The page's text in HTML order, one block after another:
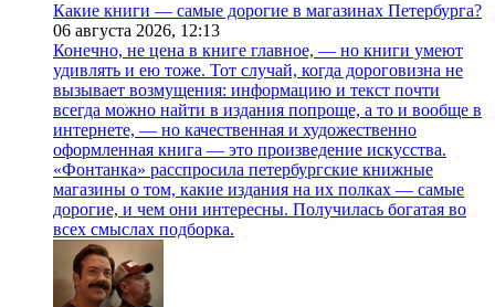
Какие книги — самые дорогие в магазинах Петербурга?
06 августа 2026, 12:13
Конечно, не цена в книге главное, — но книги умеют
удивлять и ею тоже. Тот случай, когда дороговизна не
вызывает возмущения: информацию и текст почти
всегда можно найти в издания попроще, а то и вообще в
интернете, — но качественная и художественно
оформленная книга — это произведение искусства.
«Фонтанка» расспросила петербургские книжные
магазины о том, какие издания на их полках — самые
дорогие, и чем они интересны. Получилась богатая во
всех смыслах подборка.